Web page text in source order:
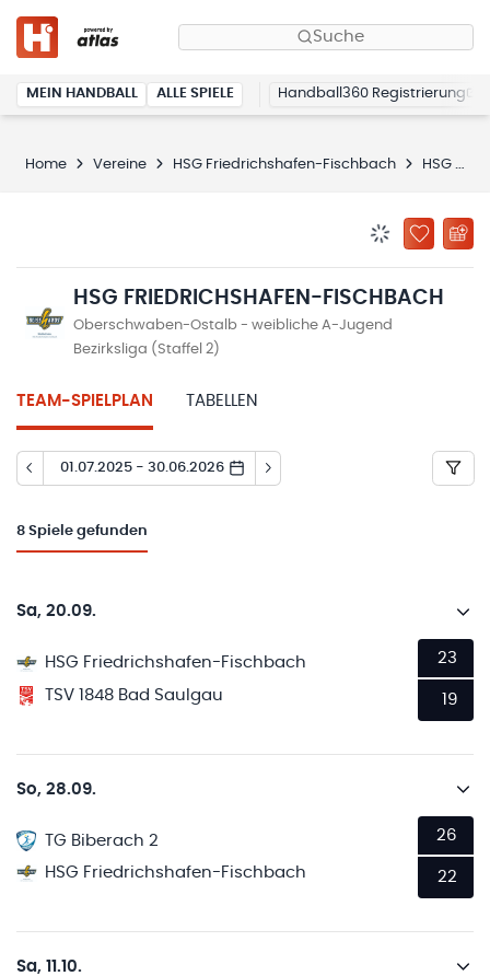
Suche
MEIN HANDBALL ALLE SPIELE Handball360 Registrierung
Home Vereine HSG Friedrichshafen-Fischbach HSG Friedrichshafen-Fischbach
ZU
HSG FRIEDRICHSHAFEN-FISCHBACH
Oberschwaben-Ostalb - weibliche A-Jugend
Bezirksliga (Staffel 2)
TEAM-SPIELPLAN TABELLEN
01.07.2025 - 30.06.2026
8 Spiele gefunden
Sa, 20.09.
HSG Friedrichshafen-Fischbach
TSV 1848 Bad Saulgau
23
19
So, 28.09.
TG Biberach 2
HSG Friedrichshafen-Fischbach
26
22
Sa, 11.10.